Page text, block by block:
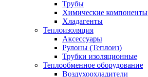
Трубы
Химические компоненты
Хладагенты
Теплоизоляция
Аксессуары
Рулоны (Теплоиз)
Трубки изоляционные
Теплообменное оборудование
Воздухоохладители